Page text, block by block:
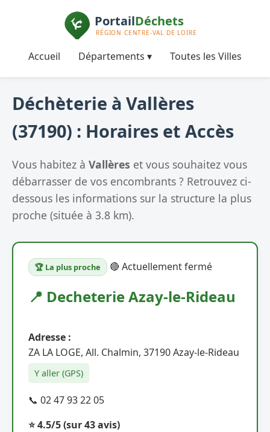
Accueil Départements ▾ Toutes les Villes
Déchèterie à Vallères
(37190) : Horaires et Accès
Vous habitez à Vallères et vous souhaitez vous
débarrasser de vos encombrants ? Retrouvez ci-
dessous les informations sur la structure la plus
proche (située à 3.8 km).
🏆 La plus proche 🔴 Actuellement fermé
📍 Decheterie Azay-le-Rideau
Adresse :
ZA LA LOGE, All. Chalmin, 37190 Azay-le-Rideau
Y aller (GPS)
📞 02 47 93 22 05
⭐ 4.5/5(sur 43 avis)